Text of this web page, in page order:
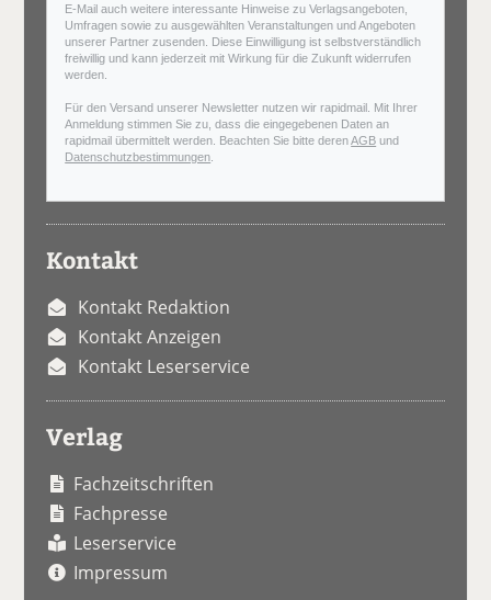
E-Mail auch weitere interessante Hinweise zu Verlagsangeboten,
Umfragen sowie zu ausgewählten Veranstaltungen und Angeboten
unserer Partner zusenden. Diese Einwilligung ist selbstverständlich
freiwillig und kann jederzeit mit Wirkung für die Zukunft widerrufen
werden.
Für den Versand unserer Newsletter nutzen wir rapidmail. Mit Ihrer
Anmeldung stimmen Sie zu, dass die eingegebenen Daten an
rapidmail übermittelt werden. Beachten Sie bitte derenAGB und
Datenschutzbestimmungen
Kontakt
Kontakt Redaktion
Kontakt Anzeigen
Kontakt Leserservice
Verlag
Fachzeitschriften
Fachpresse
Leserservice
Impressum